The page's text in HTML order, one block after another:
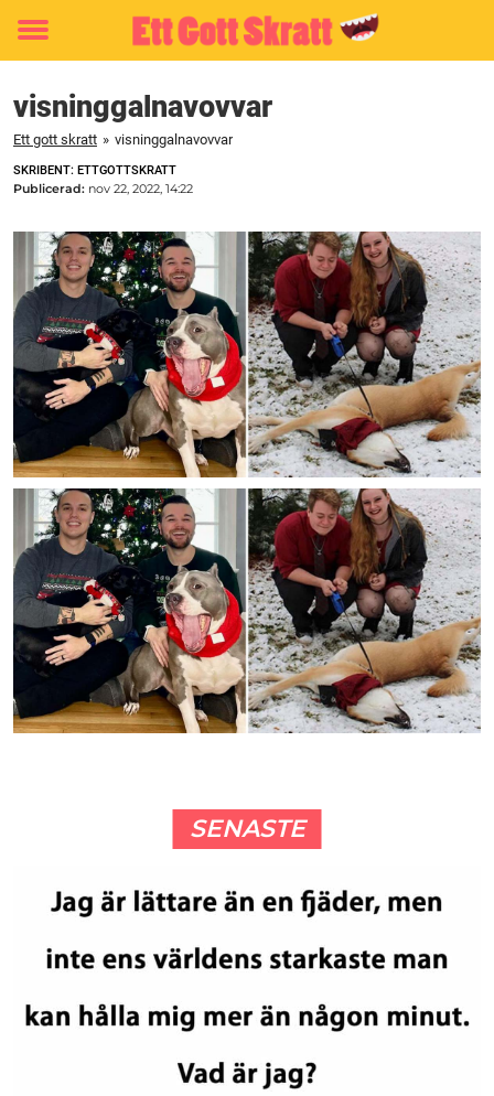
Toggle
visninggalnavovvar
Ett gott skratt » visninggalnavovvar
SKRIBENT: ETTGOTTSKRATT
Publicerad: nov 22, 2022, 14:22
SENASTE